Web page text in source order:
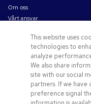
Om oss
Vårt ansvar
Bruksvilkår
Salgsbetingelser
Jobb for Pens.com
Tilbud og ressurser
Profileringsartikler
Kampanjekoder og -kuponger
This website uses
technologies to
analyze
We also share
site with our social
partners. If we
preference signal